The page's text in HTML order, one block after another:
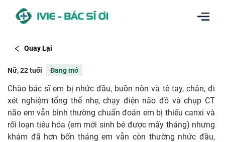
Quay Lại
Nữ, 22 tuổi Đang mở
Chào bác sĩ em bị nhức đầu, buồn nôn và tê tay, chân, đi
xét nghiệm tổng thể nhẹ, chạy điện não đồ và chụp CT
não em vẫn bình thường chuẩn đoán em bị thiếu canxi và
rối loạn tiêu hóa (em mới sinh bé được mấy tháng) nhưng
khám đã hơn bốn tháng em vẫn còn thường nhức đầu,